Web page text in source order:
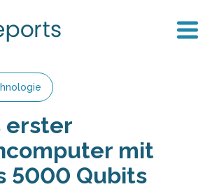
erster
mit
5000 Qubits